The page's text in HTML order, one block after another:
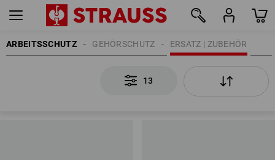
ARBEITSSCHUTZ ERSATZ | ZUBEHÖR
GEHÖRSCHUTZ
13